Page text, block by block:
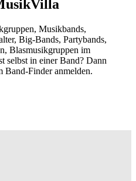
Musikbands,
Big-Bands, Partybands,
Blasmusikgruppen im
selbst in einer Band? Dann
Band-Finder anmelden.